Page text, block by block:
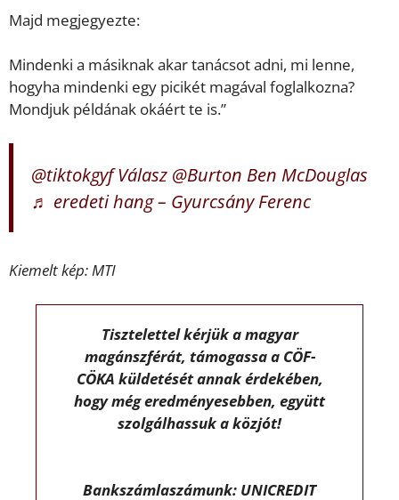
Majd megjegyezte:
Mindenki a másiknak akar tanácsot adni, mi lenne,
hogyha mindenki egy picikét magával foglalkozna?
Mondjuk példának okáért te is.”
@tiktokgyfVálasz @Burton Ben McDouglas
♬ eredeti hang – Gyurcsány Ferenc
Kiemelt kép: MTI
Tisztelettel kérjük a magyar
magánszférát, támogassa a CÖF-
CÖKA küldetését annak érdekében,
hogy még eredményesebben, együtt
szolgálhassuk a közjót!
Bankszámlaszámunk: UNICREDIT